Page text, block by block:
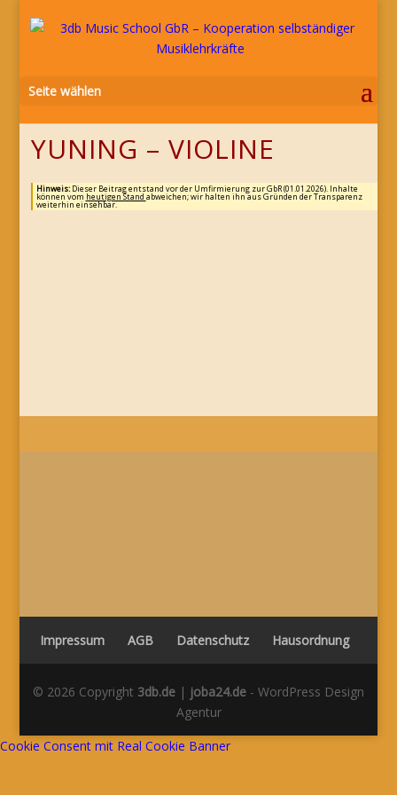
Seite wählen
YUNING – VIOLINE
Hinweis:Dieser Beitrag entstand vor der Umfirmierung zur GbR (01.01.2026). Inhalte
können vom heutigen Stand abweichen; wir halten ihn aus Gründen der Transparenz
weiterhin einsehbar.
Impressum AGB Datenschutz Hausordnung
© 2026 Copyright 3db.de | joba24.de - WordPress Design
Agentur
Cookie Consent mit Real Cookie Banner